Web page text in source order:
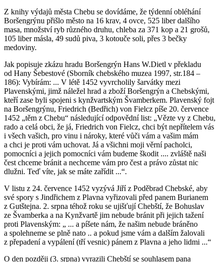
Z knihy výdajů města Chebu se dovídáme, že týdenní obléhání
Boršengrýnu přišlo město na 16 krav, 4 ovce, 525 liber dalšího
masa, množství ryb různého druhu, chleba za 371 kop a 21 grošů,
105 liber másla, 49 sudů piva, 3 kotouče soli, přes 3 bečky
medoviny.
Jak popisuje zkázu hradu Boršengrýn Hans W.Dietl v překladu
od Hany Šebestové (Sborník chebského muzea 1997, str.184 –
186): Vybírám: ... V létě 1452 vyvrcholily šarvátky mezi
Plavenskými, jimž náležel hrad a zboží Boršengrýn a Chebskými,
kteří zase byli spojeni s kynžvartským Švamberkem. Plavenský fojt
na Boršengrýnu, Friedrich (Bedřich) von Fielcz píše 20. července
1452 „těm z Chebu“ následující odpovědní list: „Vězte vy z Chebu,
rado a celá obci, že já, Friedrich von Fielcz, chci být nepřítelem vás
i všech vašich, pro vinu i nároky, které vůči vám a vašim mám
a chci je proti vám uchovat. Já a všichni moji věrní pacholci,
pomocníci a jejich pomocníci vám budeme škodit .... zvláště naši
čest chceme bránit a nechceme vám pro čest a právo zůstat nic
dlužni. Teď víte, jak se máte zařídit ...“.
V listu z 24. července 1452 vyzývá Jiří z Poděbrad Chebské, aby
své spory s Jindřichem z Plavna vyřizovali před panem Burianem
z Gutštejna. 2. srpna téhož roku se ujišťují Chebští, že Bohuslav
ze Švamberka a na Kynžvartě jim nebude bránit při jejich tažení
proti Plavenským: „ ... a píšete nám, že našim nebude bráněno
a spolehneme se plně nato .. a pokud jsme vám a dalším žalovali
z přepadení a vypálení (tří vesnic) pánem z Plavna a jeho lidmi ...“
O den později (3. srpna) vyrazili Chebští se souhlasem pana